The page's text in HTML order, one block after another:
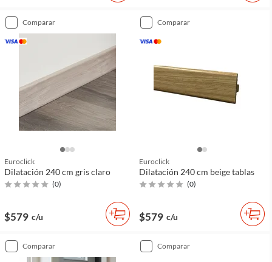
comparar
Euroclick
Dilatación 240 cm gris claro
(0)
$579 c/u
comparar
Euroclick
Dilatación 240 cm beige tablas
(0)
$579 c/u
comparar comparar